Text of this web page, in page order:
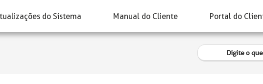
do Sistema Manual do Cliente Portal do